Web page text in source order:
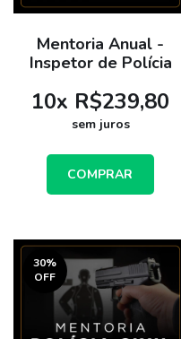
Mentoria Anual -
Inspetor de Polícia
10x R$239,80
sem juros
COMPRAR
30%
OFF